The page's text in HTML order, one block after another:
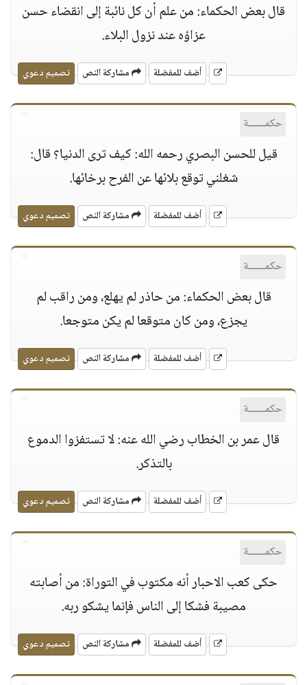
قال بعض الحكماء: من علم أن كل نائبة إلى انقضاء حسن
عزاؤه عند نزول البلاء.
أضف للمفضلة مشاركة النص تصميم دعوي
حكمــــــة
قيل للحسن البصري رحمه الله: كيف ترى الدنيا؟ قال:
شغلني توقع بلائها عن الفرح برخائها.
أضف للمفضلة مشاركة النص تصميم دعوي
حكمــــــة
قال بعض الحكماء: من حاذر لم يهلع، ومن راقب لم
يجزع، ومن كان متوقعا لم يكن متوجعا.
أضف للمفضلة مشاركة النص تصميم دعوي
حكمــــــة
قال عمر بن الخطاب رضي الله عنه: لا تستفزوا الدموع
بالتذكر.
أضف للمفضلة مشاركة النص تصميم دعوي
حكمــــــة
حكى كعب الاحبار أنه مكتوب في التوراة: من أصابته
مصيبة فشكا إلى الناس فإنما يشكو ربه.
أضف للمفضلة مشاركة النص تصميم دعوي